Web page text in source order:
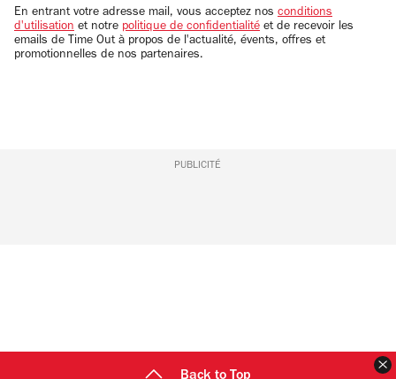
email
En entrant votre adresse mail, vous acceptez nos conditions
d'utilisation et notre politique de confidentialité et de recevoir les
emails de Time Out à propos de l'actualité, évents, offres et
promotionnelles de nos partenaires.
PUBLICITÉ